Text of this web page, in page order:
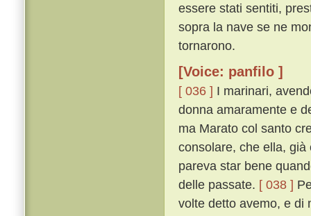
essere stati sentiti,
sopra la nave se ne
tornarono.
[Voice: panfilo ]
[ 036 ] I marinari,
donna amaramente e
ma Marato col santo
consolare, che ella,
pareva star bene
delle passate. [ 038 ]
volte detto avemo, e di